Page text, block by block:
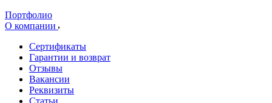
Портфолио
О компании
Сертификаты
Гарантии и возврат
Отзывы
Вакансии
Реквизиты
Статьи